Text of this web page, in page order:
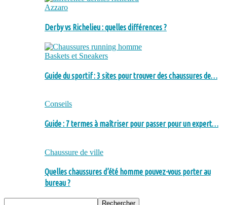
Azzaro
Derby vs Richelieu : quelles différences ?
Baskets et Sneakers
Guide du sportif : 3 sites pour trouver des chaussures de…
Conseils
Guide : 7 termes à maîtriser pour passer pour un expert…
Chaussure de ville
Quelles chaussures d’été homme pouvez-vous porter au
bureau ?